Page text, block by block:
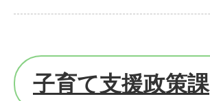
子育て支援政策課